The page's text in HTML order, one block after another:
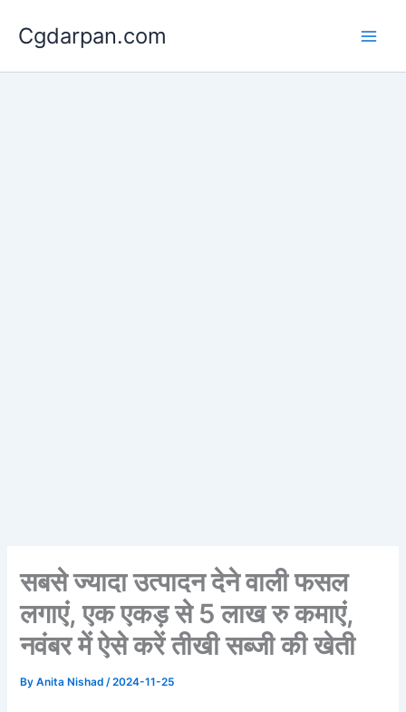
content
Cgdarpan.com
सबसे ज्यादा उत्पादन देने वाली फसल
लगाएं, एक एकड़ से 5 लाख रु कमाएं,
नवंबर में ऐसे करें तीखी सब्जी की खेती
ByAnita Nishad/2024-11-25